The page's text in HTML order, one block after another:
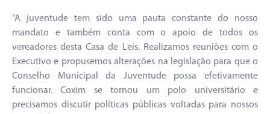
"A juventude tem sido uma pauta constante do nosso
mandato e também conta com o apoio de todos os
vereadores desta Casa de Leis. Realizamos reuniões com o
Executivo e propusemos alterações na legislação para que o
Conselho Municipal da Juventude possa efetivamente
funcionar. Coxim se tornou um polo universitário e
precisamos discutir políticas públicas voltadas para nossos